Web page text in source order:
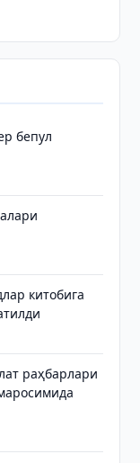
бепул
китобига
раҳбарлари